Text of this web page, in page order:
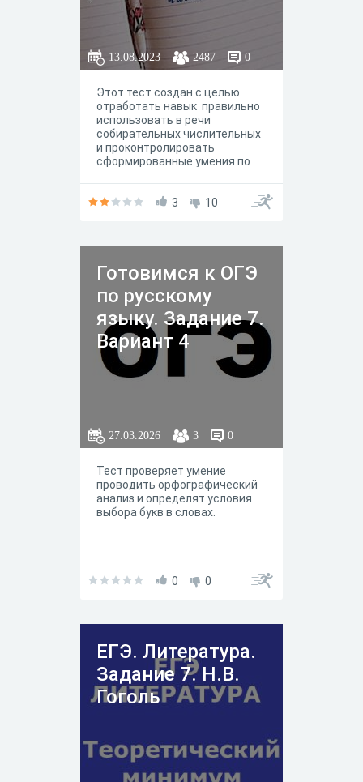
13.08.2023 2487 0
Этот тест создан с целью
отработать навык правильно
использовать в речи
собирательных числительных
и проконтролировать
сформированные умения по
3 10
Готовимся к ОГЭ
по русскому
языку. Задание 7.
Вариант 4
27.03.2026 3 0
Тест проверяет умение
проводить орфографический
анализ и определят условия
выбора букв в словах.
0 0
ЕГЭ. Литература.
Задание 7. Н.В.
Гоголь